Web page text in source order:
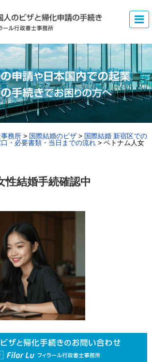
務所 > 国際結婚のビザ > 国際結婚 新宿区での
・必要書類・当日までの流れ > ベトナム人女
性結婚手続確認中